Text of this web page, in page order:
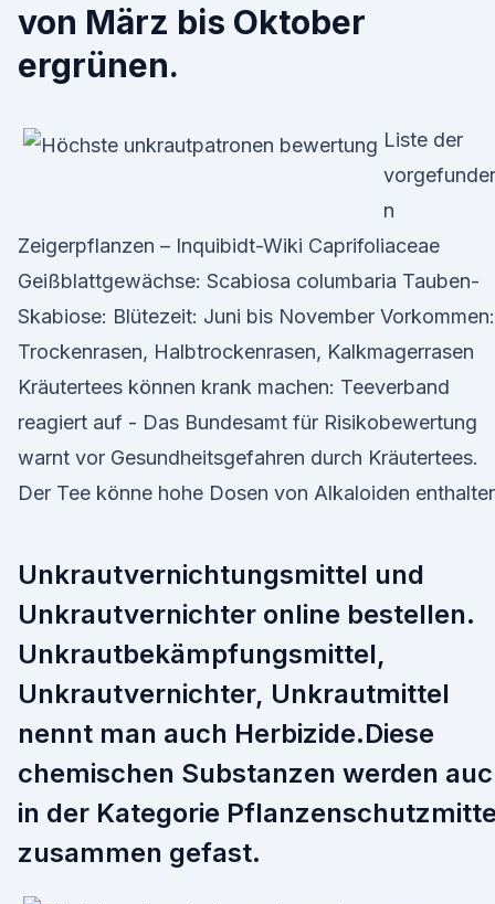
von März bis Oktober
ergrünen.
Liste der
n
Zeigerpflanzen – Inquibidt-Wiki Caprifoliaceae
Geißblattgewächse: Scabiosa columbaria Tauben-
Skabiose: Blütezeit: Juni bis November Vorkommen:
Trockenrasen, Halbtrockenrasen, Kalkmagerrasen
Kräutertees können krank machen: Teeverband
reagiert auf - Das Bundesamt für Risikobewertung
warnt vor Gesundheitsgefahren durch Kräutertees.
Der Tee könne hohe Dosen von Alkaloiden
Unkrautvernichtungsmittel und
Unkrautvernichter online bestellen.
Unkrautbekämpfungsmittel,
Unkrautvernichter, Unkrautmittel
nennt man auch Herbizide.Diese
chemischen Substanzen werden
in der Kategorie
zusammen gefast.